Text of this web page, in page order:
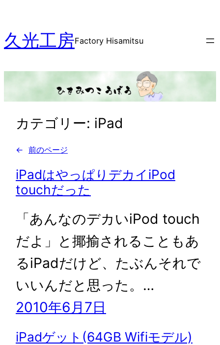
を
ス
ッ
久光工房Factory Hisamitsu
カテゴリー: iPad
← 前のページ
iPadはやっぱりデカイiPod
touchだった
「あんなのデカいiPod touch
だよ」と揶揄されることもあ
るiPadだけど、たぶんそれで
いいんだと思った。…
2010年6月7日
iPadゲット(64GB Wifiモデル)